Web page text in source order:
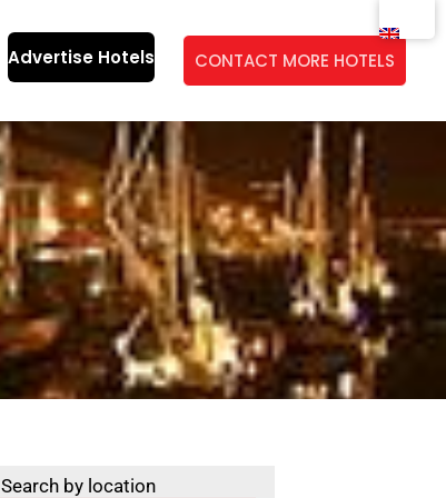
Advertise Hotels CONTACT MORE HOTELS
Search by location